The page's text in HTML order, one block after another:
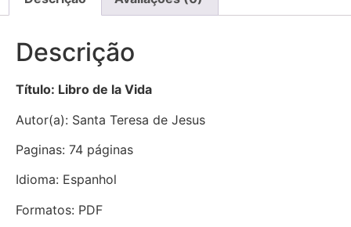
Descrição
Título: Libro de la Vida
Autor(a): Santa Teresa de Jesus
Paginas: 74 páginas
Idioma: Espanhol
Formatos: PDF